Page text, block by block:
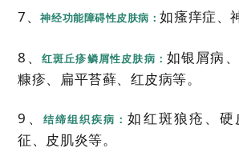
7、神经功能障碍性皮肤病：如瘙痒症、
8、 红斑丘疹鳞屑性皮肤病： 如银屑病
糠疹、扁平苔藓、红皮病等。
9、 结缔组织疾病：如红斑狼疮、
征、皮肌炎等。